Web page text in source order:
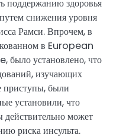
поддержанию здоровья
снижения уровня
Рамси. Впрочем, в
в European
установлено, что
изучающих
приступы, были
установили, что
действительно может
риска инсульта.